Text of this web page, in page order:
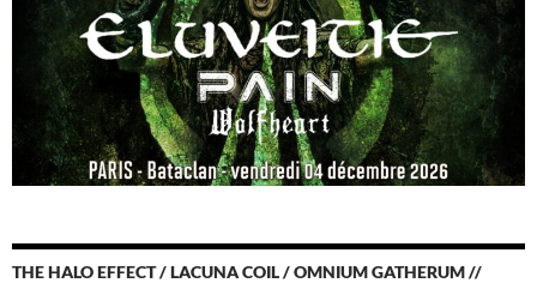
THE HALO EFFECT / LACUNA COIL / OMNIUM GATHERUM //